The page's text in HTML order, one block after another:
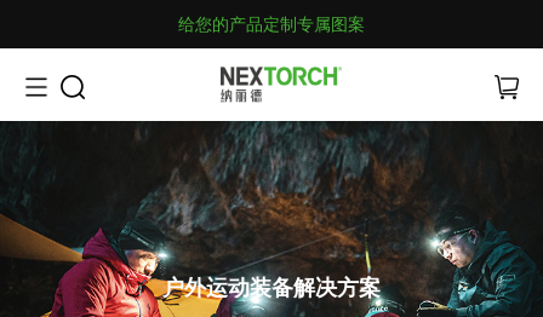
给您的产品定制专属图案
户外运动装备解决方案